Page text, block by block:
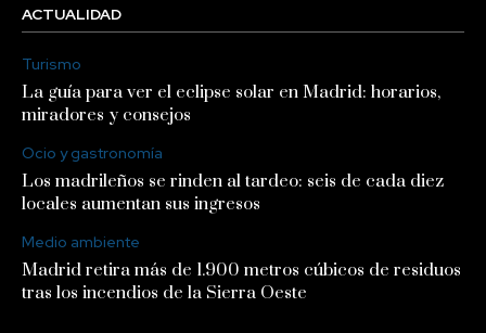
ACTUALIDAD
Turismo
La guía para ver el eclipse solar en Madrid: horarios,
miradores y consejos
Ocio y gastronomía
Los madrileños se rinden al tardeo: seis de cada diez
locales aumentan sus ingresos
Medio ambiente
Madrid retira más de 1.900 metros cúbicos de residuos
tras los incendios de la Sierra Oeste